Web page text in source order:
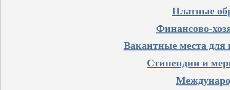
Платные
Финансово-
Вакантные места для
Стипендии и